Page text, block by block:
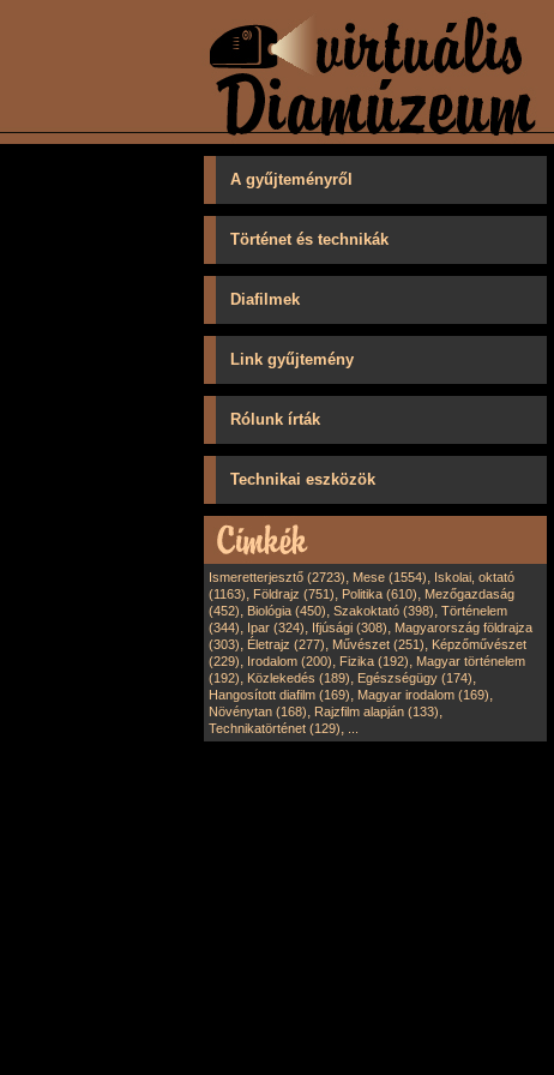
A gyűjteményről
Történet és technikák
Diafilmek
Link gyűjtemény
Rólunk írták
Technikai eszközök
Ismeretterjesztő (2723), Mese (1554), Iskolai, oktató
(1163), Földrajz (751), Politika (610), Mezőgazdaság
(452), Biológia (450), Szakoktató (398), Történelem
(344), Ipar (324), Ifjúsági (308), Magyarország földrajza
(303), Életrajz (277), Művészet (251), Képzőművészet
(229), Irodalom (200), Fizika (192), Magyar történelem
(192), Közlekedés (189), Egészségügy (174),
Hangosított diafilm (169), Magyar irodalom (169),
Növénytan (168), Rajzfilm alapján (133),
Technikatörténet (129),